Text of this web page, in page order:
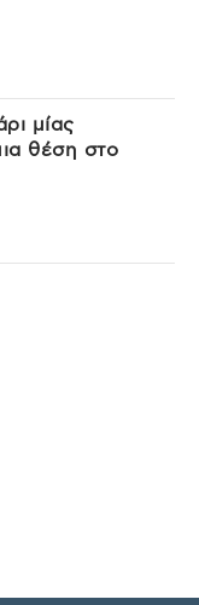
μίας
θέση στο